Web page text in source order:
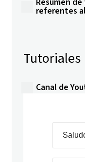
referentes
Tutoriales
Canal de